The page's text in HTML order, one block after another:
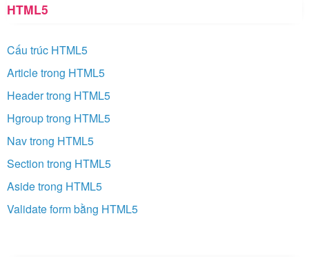
HTML5
Cấu trúc HTML5
Article trong HTML5
Header trong HTML5
Hgroup trong HTML5
Nav trong HTML5
Section trong HTML5
Aside trong HTML5
Validate form bằng HTML5